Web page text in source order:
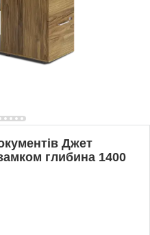
Джет
глибина 1400